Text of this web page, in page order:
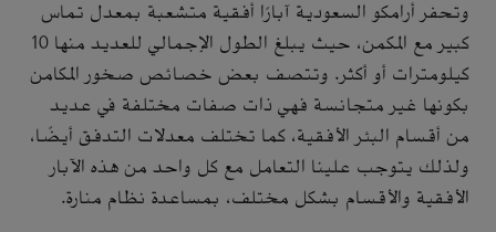
وتحفر أرامكو السعودية آبارًا أفقية متشعبة بمعدل تماس
كبير مع المكمن، حيث يبلغ الطول الإجمالي للعديد منها 10
كيلومترات أو أكثر. وتتصف بعض خصائص صخور المكامن
بكونها غير متجانسة فهي ذات صفات مختلفة في عديد
من أقسام البئر الأفقية، كما تختلف معدلات التدفق أيضًا،
ولذلك يتوجب علينا التعامل مع كل واحد من هذه الآبار
الأفقية والأقسام بشكل مختلف، بمساعدة نظام منارة.